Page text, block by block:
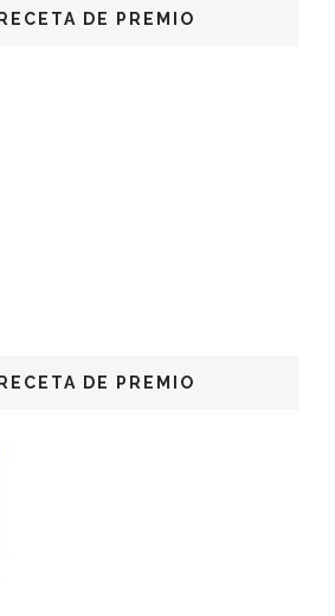
DE PREMIO
DE PREMIO